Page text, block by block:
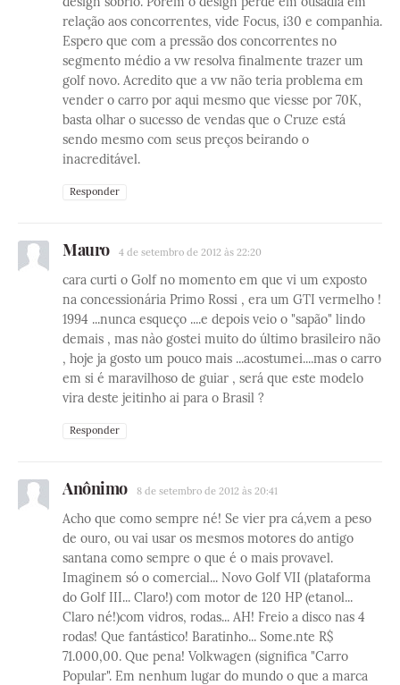
relação aos concorrentes, vide Focus, i30 e companhia.
Espero que com a pressão dos concorrentes no
segmento médio a vw resolva finalmente trazer um
golf novo. Acredito que a vw não teria problema em
vender o carro por aqui mesmo que viesse por 70K,
basta olhar o sucesso de vendas que o Cruze está
sendo mesmo com seus preços beirando o
inacreditável.
Responder
Mauro 4 de setembro de 2012 às 22:20
cara curti o Golf no momento em que vi um exposto
na concessionária Primo Rossi , era um GTI vermelho !
1994 ...nunca esqueço ....e depois veio o "sapão" lindo
demais , mas nào gostei muito do último brasileiro não
, hoje ja gosto um pouco mais ...acostumei....mas o carro
em si é maravilhoso de guiar , será que este modelo
vira deste jeitinho ai para o Brasil ?
Responder
Anônimo 8 de setembro de 2012 às 20:41
Acho que como sempre né! Se vier pra cá,vem a peso
de ouro, ou vai usar os mesmos motores do antigo
santana como sempre o que é o mais provavel.
Imaginem só o comercial... Novo Golf VII (plataforma
do Golf III... Claro!) com motor de 120 HP (etanol...
Claro né!)com vidros, rodas... AH! Freio a disco nas 4
rodas! Que fantástico! Baratinho... Some.nte R$
71.000,00. Que pena! Volkwagen (significa "Carro
Popular". Em nenhum lugar do mundo o que a marca